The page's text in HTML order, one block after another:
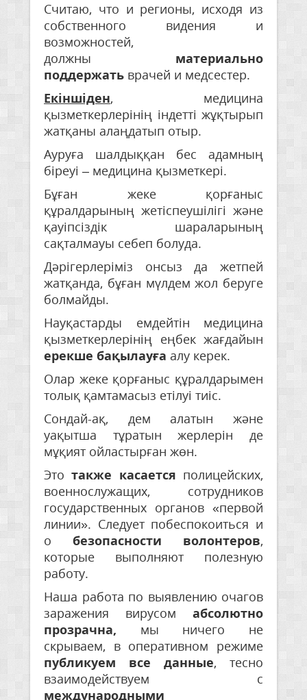
Считаю, что и регионы, исходя из
собственного видения и
возможностей,
должны материально
поддержать врачей и медсестер.
Екіншіден, медицина
қызметкерлерінің індетті жұқтырып
жатқаны алаңдатып отыр.
Ауруға шалдыққан бес адамның
біреуі – медицина қызметкері.
Бұған жеке қорғаныс
құралдарының жетіспеушілігі және
қауіпсіздік шараларының
сақталмауы себеп болуда.
Дәрігерлеріміз онсыз да жетпей
жатқанда, бұған мүлдем жол беруге
болмайды.
Науқастарды емдейтін медицина
қызметкерлерінің еңбек жағдайын
ерекше бақылауға алу керек.
Олар жеке қорғаныс құралдарымен
толық қамтамасыз етілуі тиіс.
Сондай-ақ, дем алатын және
уақытша тұратын жерлерін де
мұқият ойластырған жөн.
Этотакже касается полицейских,
военнослужащих, сотрудников
государственных органов «первой
линии». Следует побеспокоиться и
о безопасности волонтеров,
которые выполняют полезную
работу.
Наша работа по выявлению очагов
заражения вирусом абсолютно
прозрачна, мы ничего не
скрываем, в оперативном режиме
публикуем все данные, тесно
взаимодействуем с
международными